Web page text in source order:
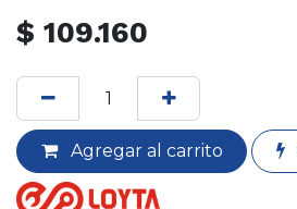
$ 109.160
Agregar al carrito